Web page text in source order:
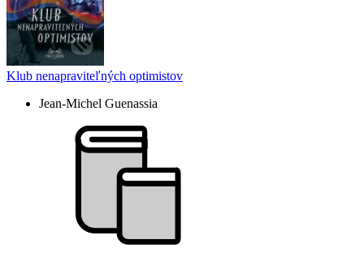
Klub nenapraviteľných optimistov
Jean-Michel Guenassia